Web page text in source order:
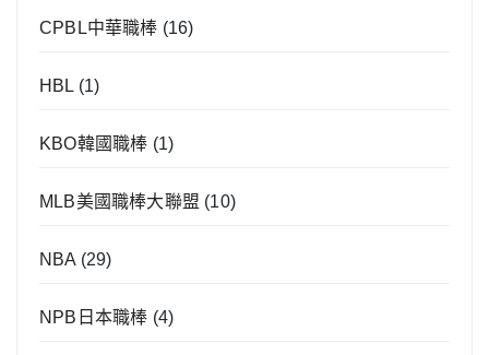
CPBL中華職棒 (16)
HBL (1)
KBO韓國職棒 (1)
MLB美國職棒大聯盟 (10)
NBA (29)
NPB日本職棒 (4)